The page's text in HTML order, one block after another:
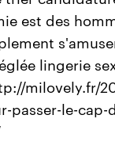
est des
lingerie
milovely.fr/
passer-le-cap-